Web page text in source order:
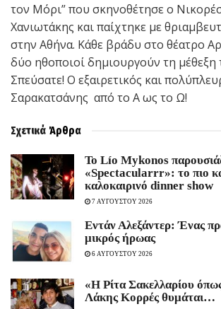
τον Μόρι” που σκηνοθέτησε ο
Χανιωτάκης και παίχτηκε με
στην Αθήνα. Κάθε βράδυ στο θέατρο
δύο ηθοποιοί δημιουργούν τη μέθεξη
Σπεύσατε! Ο εξαιρετικός και
Σαρακατσάνης από το Α ως το Ω!
Σχετικά Άρθρα
Το Lío Mykonos
«Spectacularrr»: το πιο
καλοκαιρινό dinner show
7 ΑΥΓΟΥΣΤΟΥ 2026
Εντάν Αλεξάντερ: Ένας
μικρός ήρωας
6 ΑΥΓΟΥΣΤΟΥ 2026
«Η Ρίτα Σακελλαρίου
Λάκης Κορρές θυμάται…